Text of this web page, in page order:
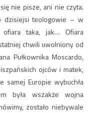
nie pisze, ani nie czyta.
dzisiejsi teologowie – w
ofiara taka, jak… Ofiara
chwili uwolniony od
Pułkownika Moscardo,
ojców i matek,
samej Europie wybuchła
była wszakże wojna
zostało niebywale